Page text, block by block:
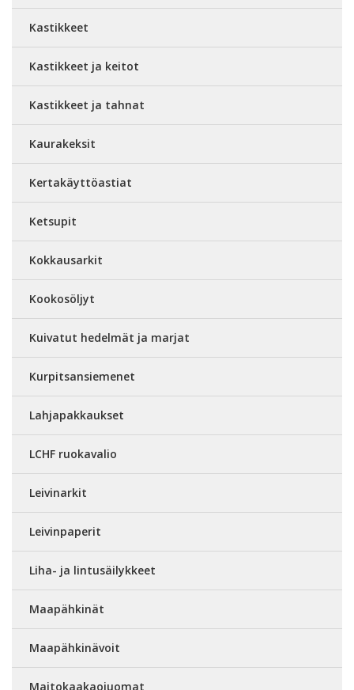
Kastikkeet
Kastikkeet ja keitot
Kastikkeet ja tahnat
Kaurakeksit
Kertakäyttöastiat
Ketsupit
Kokkausarkit
Kookosöljyt
Kuivatut hedelmät ja marjat
Kurpitsansiemenet
Lahjapakkaukset
LCHF ruokavalio
Leivinarkit
Leivinpaperit
Liha- ja lintusäilykkeet
Maapähkinät
Maapähkinävoit
Maitokaakaojuomat